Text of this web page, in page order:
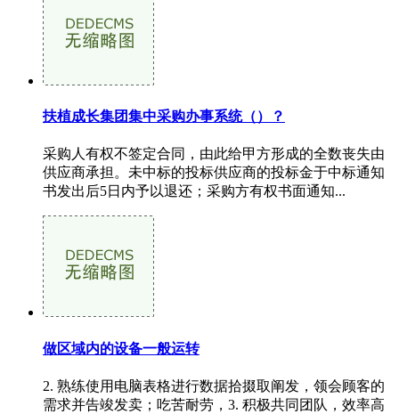
扶植成长集团集中采购办事系统（）？
采购人有权不签定合同，由此给甲方形成的全数丧失由
供应商承担。未中标的投标供应商的投标金于中标通知
书发出后5日内予以退还；采购方有权书面通知...
做区域内的设备一般运转
2. 熟练使用电脑表格进行数据拾掇取阐发，领会顾客的
需求并告竣发卖；吃苦耐劳，3. 积极共同团队，效率高